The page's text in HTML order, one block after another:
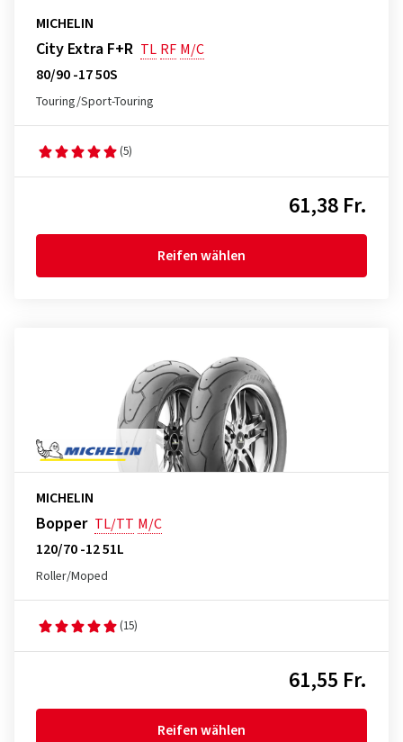
MICHELIN
City Extra F+R TL RF M/C
80/90 -17 50S
Touring/Sport-Touring
(5)
61,38 Fr.
Reifen wählen
MICHELIN
Bopper TL/TT M/C
120/70 -12 51L
Roller/Moped
(15)
61,55 Fr.
Reifen wählen